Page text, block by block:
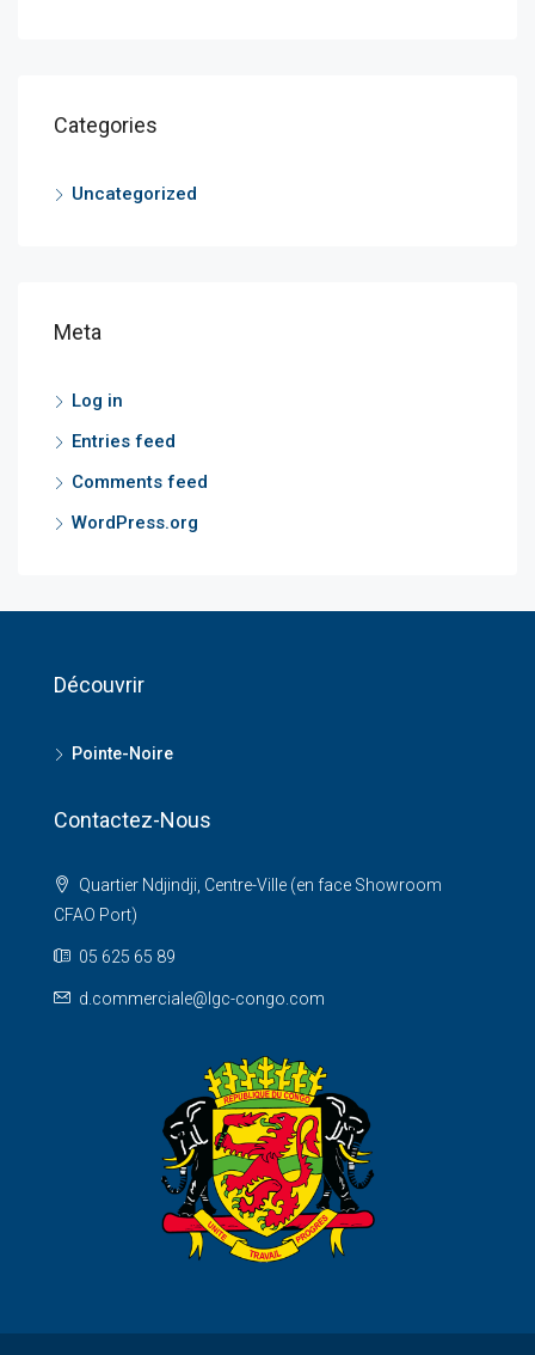
Categories
Uncategorized
Meta
Log in
Entries feed
Comments feed
WordPress.org
Découvrir
Pointe-Noire
Contactez-Nous
Quartier Ndjindji, Centre-Ville (en face Showroom
CFAO Port)
05 625 65 89
d.commerciale@lgc-congo.com